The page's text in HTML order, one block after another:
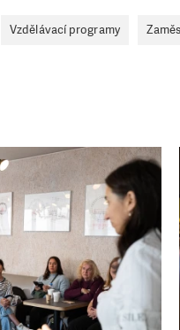
Vzdělávací programy